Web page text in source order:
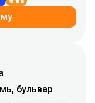
бульвар